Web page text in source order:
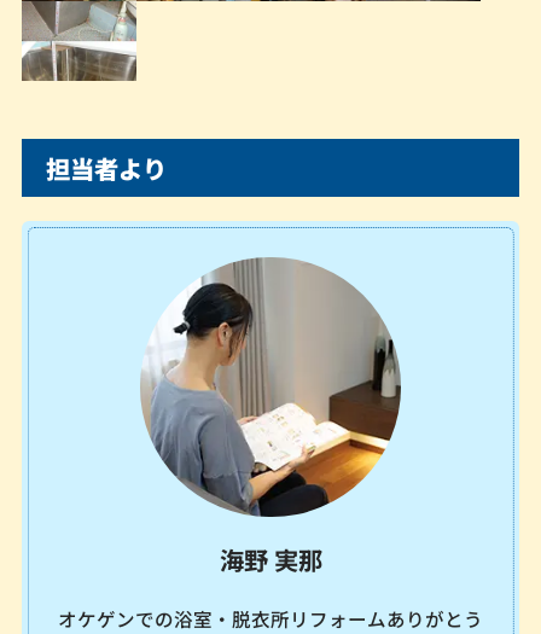
担当者より
海野 実那
オケゲンでの浴室・脱衣所リフォームありがとう